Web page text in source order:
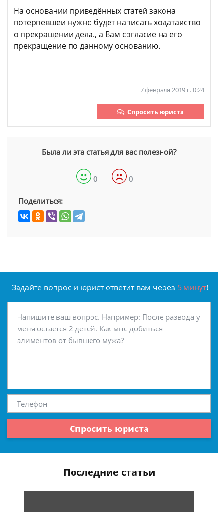
На основании приведённых статей закона
потерпевшей нужно будет написать ходатайство
о прекращении дела., а Вам согласие на его
прекращение по данному основанию.
7 февраля 2019 г. 0:24
Спросить юриста
Была ли эта статья для вас полезной?
0 0
Поделиться:
Задайте вопрос и юрист ответит вам через 5 минут!
Спросить юриста
Последние статьи